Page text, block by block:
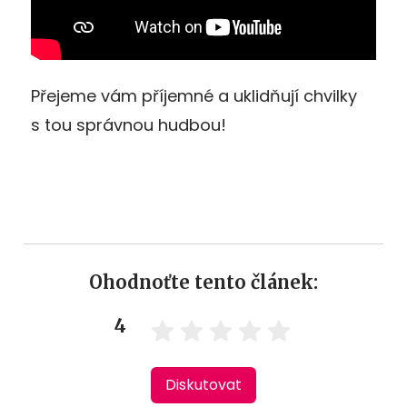
Přejeme vám příjemné a uklidňují chvilky
s tou správnou hudbou!
Ohodnoťte tento článek:
4
Diskutovat